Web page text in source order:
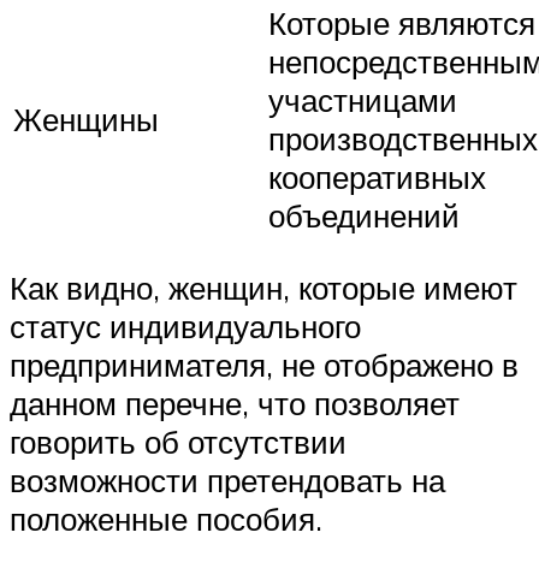
Женщины
Которые являются
участницами
производственных
кооперативных
объединений
Как видно, женщин, которые имеют
статус индивидуального
предпринимателя, не отображено в
данном перечне, что позволяет
говорить об отсутствии
возможности претендовать на
положенные пособия.